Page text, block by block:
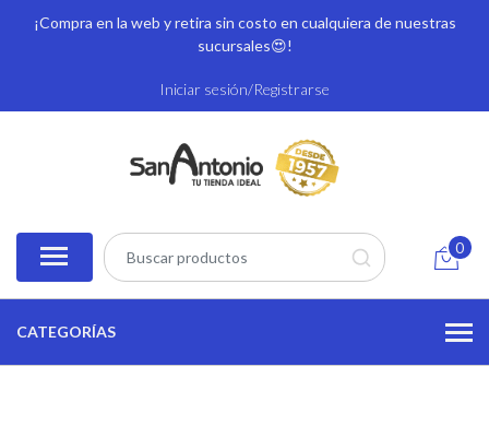
¡Compra en la web y retira sin costo en cualquiera de nuestras
sucursales😍!
Iniciar sesión/Registrarse
0
CATEGORÍAS